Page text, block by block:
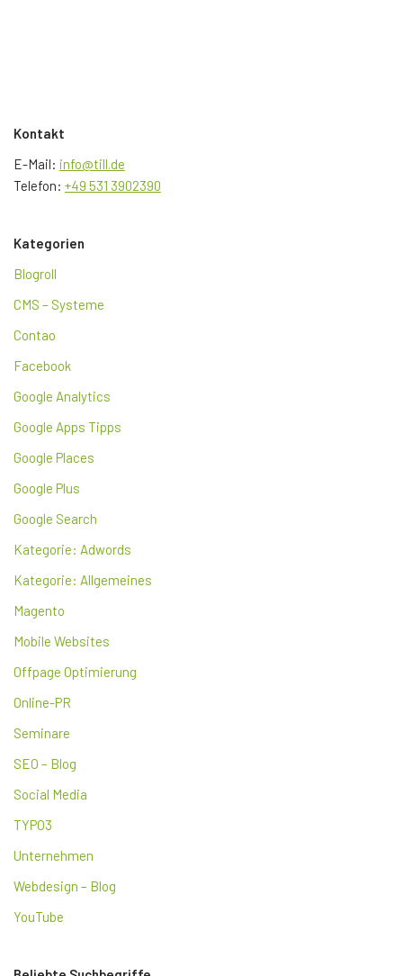
Kontakt
E-Mail: info@till.de
Telefon: +49 531 3902390
Kategorien
Blogroll
CMS – Systeme
Contao
Facebook
Google Analytics
Google Apps Tipps
Google Places
Google Plus
Google Search
Kategorie: Adwords
Kategorie: Allgemeines
Magento
Mobile Websites
Offpage Optimierung
Online-PR
Seminare
SEO – Blog
Social Media
TYPO3
Unternehmen
Webdesign – Blog
YouTube